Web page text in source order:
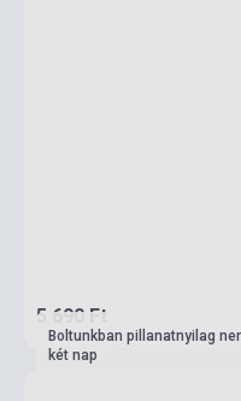
5 690 Ft
Boltunkban pillanatnyilag
két nap